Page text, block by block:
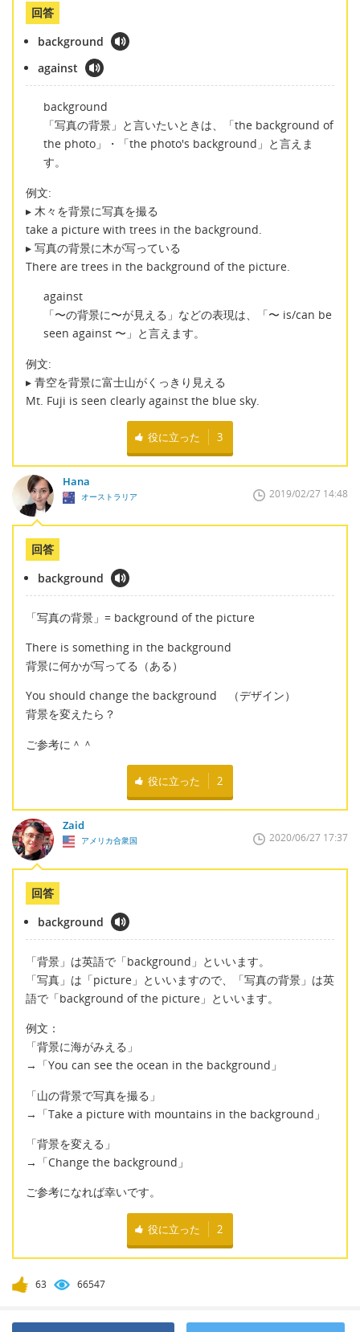
回答
background
against
background
「写真の背景」と言いたいときは、「the background of
the photo」・「the photo's background」と言えま
す。
例文:
▸ 木々を背景に写真を撮る
take a picture with trees in the background.
▸ 写真の背景に木が写っている
There are trees in the background of the picture.
against
「〜の背景に〜が見える」などの表現は、「〜 is/can be
seen against 〜」と言えます。
例文:
▸ 青空を背景に富士山がくっきり見える
Mt. Fuji is seen clearly against the blue sky.
役に立った 3
Hana
オーストラリア 2019/02/27 14:48
回答
background
「写真の背景」= background of the picture
There is something in the background
背景に何かが写ってる（ある）
You should change the background （デザイン）
背景を変えたら？
ご参考に＾＾
役に立った 2
Zaid
アメリカ合衆国 2020/06/27 17:37
回答
background
「背景」は英語で「background」といいます。
「写真」は「picture」といいますので、「写真の背景」は英
語で「background of the picture」といいます。
例文：
「背景に海がみえる」
→「You can see the ocean in the background」
「山の背景で写真を撮る」
→「Take a picture with mountains in the background」
「背景を変える」
→「Change the background」
ご参考になれば幸いです。
役に立った 2
63 66547